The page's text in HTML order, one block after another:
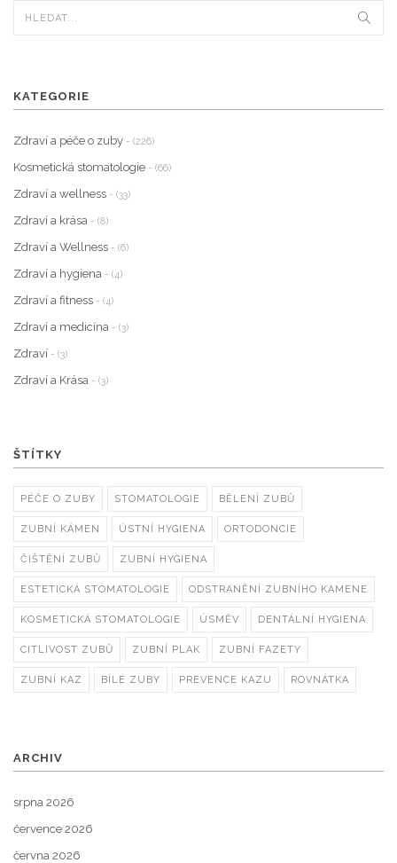
KATEGORIE
Zdraví a péče o zuby - (226)
Kosmetická stomatologie - (66)
Zdraví a wellness - (33)
Zdraví a krása - (8)
Zdraví a Wellness - (6)
Zdraví a hygiena - (4)
Zdraví a fitness - (4)
Zdraví a medicína - (3)
Zdraví - (3)
Zdraví a Krása - (3)
ŠTÍTKY
PÉČE O ZUBY STOMATOLOGIE BĚLENÍ ZUBŮ
ZUBNÍ KÁMEN ÚSTNÍ HYGIENA ORTODONCIE
ČIŠTĚNÍ ZUBŮ ZUBNÍ HYGIENA
ESTETICKÁ STOMATOLOGIE ODSTRANĚNÍ ZUBNÍHO KAMENE
KOSMETICKÁ STOMATOLOGIE ÚSMĚV DENTÁLNÍ HYGIENA
CITLIVOST ZUBŮ ZUBNÍ PLAK ZUBNÍ FAZETY
ZUBNÍ KAZ BÍLÉ ZUBY PREVENCE KAZU ROVNÁTKA
ARCHIV
srpna 2026
července 2026
června 2026